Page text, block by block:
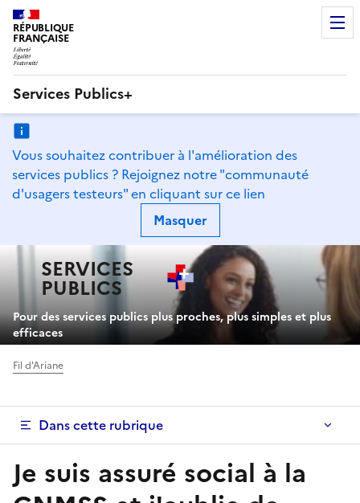
RÉPUBLIQUE
FRANÇAISE
Services Publics+
Navigation
principale
Vous souhaitez contribuer à l'amélioration des
services publics ? Rejoignez notre "communauté
d'usagers testeurs" en cliquant sur ce lien
Masquer
SERVICES
PUBLICS+
Pour des services publics plus proches, plus simples et plus
efficaces
Fil d'Ariane
Dans cette rubrique
Je suis assuré social à la